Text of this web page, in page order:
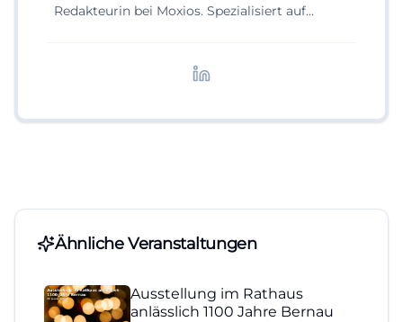
Redakteurin bei Moxios. Spezialisiert auf
Ähnliche Veranstaltungen
Ausstellung im Rathaus
anlässlich 1100 Jahre Bernau